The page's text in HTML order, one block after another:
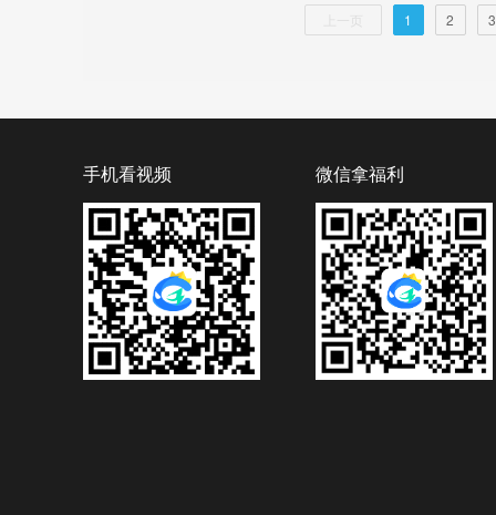
1 2 3
手机看视频 微信拿福利